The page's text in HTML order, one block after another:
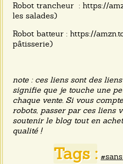
Robot trancheur : https://
les salades)
Robot batteur : https://
pâtisserie)
note : ces liens sont des
signifie que je touche une
chaque vente. Si vous
robots, passer par ces liens
soutenir le blog tout en
qualité !
Tags :